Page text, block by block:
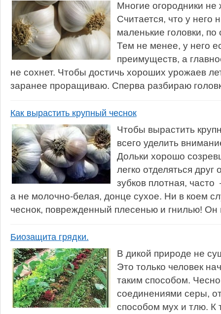
Многие огородники не
Считается, что у него
маленькие головки,
Тем не менее, у него
преимуществ, а
не сохнет. Чтобы достичь хороших урожаев
заранее проращиваю. Сперва разбираю
Как вырастить крупный чеснок
Чтобы вырастить
всего уделить
Дольки хорошо
легко отделяться друг
зубков плотная,
а не молочно-белая, донце сухое. Ни в коем
чеснок, поврежденный плесенью и гнилью! Он
Биозащита грядки.
В дикой природе не
Это только человек
таким способом.
соединениями серы,
способом мух и тлю. К